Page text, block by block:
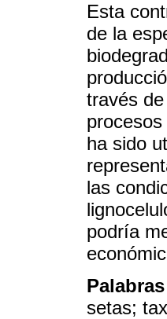
Esta
de la
través
ha sido
las
podría
setas;